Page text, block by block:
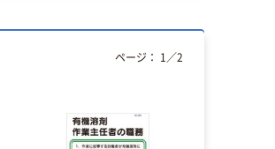
ページ： 1 ／2